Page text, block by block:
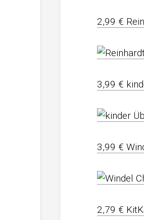
2,99 €
3,99 €
3,99 €
2,79 €